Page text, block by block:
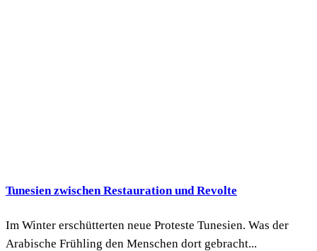
Tunesien zwischen Restauration und Revolte
Im Winter erschütterten neue Proteste Tunesien. Was der
Arabische Frühling den Menschen dort gebracht...